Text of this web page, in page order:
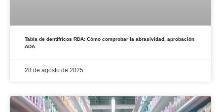
Tabla de dentífricos RDA: Cómo comprobar la abrasividad, aprobación
ADA
28 de agosto de 2025